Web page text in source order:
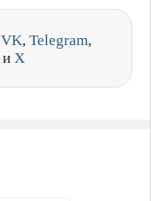
VK, Telegram,
и X